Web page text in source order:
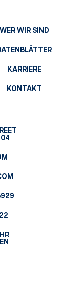
WER WIR SIND
KARRIERE
KONTAKT